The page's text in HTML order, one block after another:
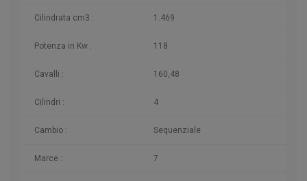
Cilindrata cm3 : 1.469
Potenza in Kw : 118
Cavalli : 160,48
Cilindri : 4
Cambio : Sequenziale
Marce : 7